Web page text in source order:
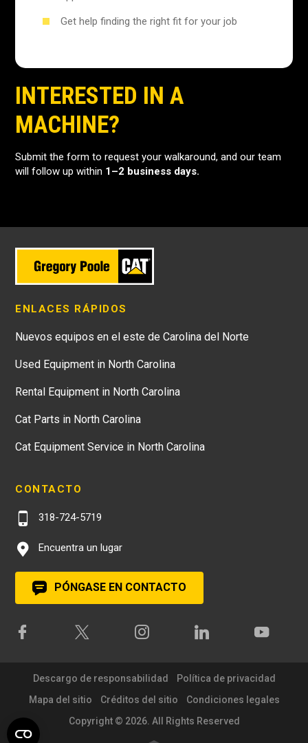
Get help finding the right fit for your job
INTERESTED IN A
MACHINE?
Submit the form to request your walkaround, and our team
will follow up within 1–2 business days.
ENLACES RÁPIDOS
Nuevos equipos en el este de Carolina del Norte
Used Equipment in North Carolina
Rental Equipment in North Carolina
Cat Parts in North Carolina
Cat Equipment Service in North Carolina
CONTACTO
318-724-5719
Encuentra un lugar
PÓNGASE EN CONTACTO
Descargo de responsabilidad
Política de privacidad
Mapa del sitio
Créditos del sitio
Condiciones legales
Copyright © 2026. All Rights Reserved